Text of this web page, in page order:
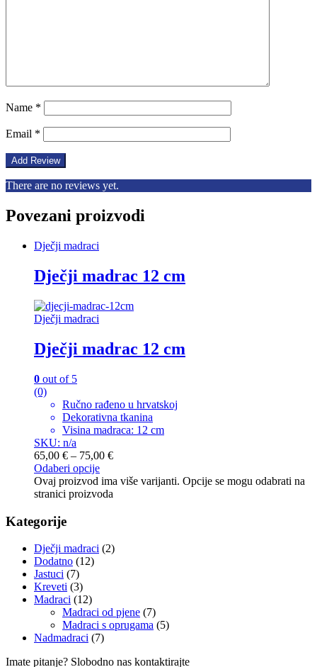
Name *
Email *
There are no reviews yet.
Povezani proizvodi
Dječji madraci
Dječji madrac 12 cm
Dječji madraci
Dječji madrac 12 cm
0 out of 5
(0)
Ručno rađeno u hrvatskoj
Dekorativna tkanina
Visina madraca: 12 cm
SKU: n/a
65,00 € – 75,00 €
Odaberi opcije
Ovaj proizvod ima više varijanti. Opcije se mogu odabrati na
stranici proizvoda
Kategorije
Dječji madraci (2)
Dodatno (12)
Jastuci (7)
Kreveti (3)
Madraci (12)
Madraci od pjene (7)
Madraci s oprugama (5)
Nadmadraci (7)
Imate pitanje? Slobodno nas kontaktirajte